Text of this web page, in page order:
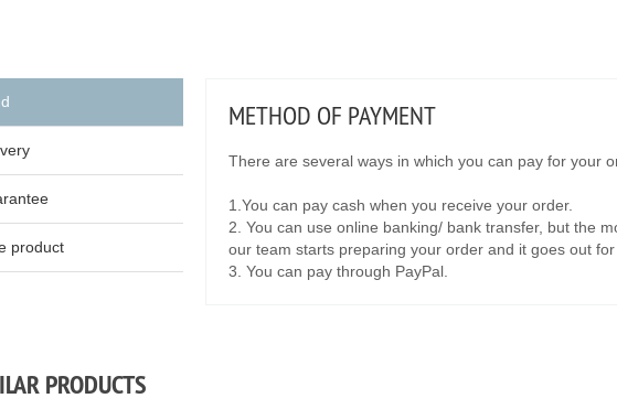
product
METHOD OF PAYMENT
There are several ways in which you can pay for your
1.You can pay cash when you receive your order.
2. You can use online banking/ bank transfer, but the
our team starts preparing your order and it goes out for
3. You can pay through PayPal.
PRODUCTS